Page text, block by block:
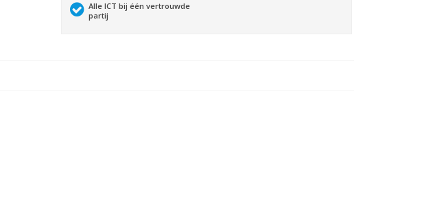
Alle ICT bij één vertrouwde
partij